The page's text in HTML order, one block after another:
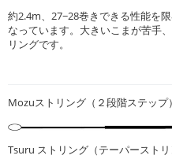
約2.4m、27−28巻きできる性能を
なっています。大きいこまが苦手
リングです。
Mozuストリング（２段階ステップ）
Tsuru ストリング（テーパーストリ